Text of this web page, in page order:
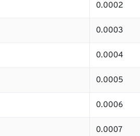
0.0002
0.0003
0.0004
0.0005
0.0006
0.0007